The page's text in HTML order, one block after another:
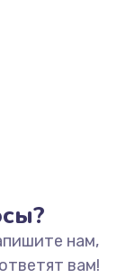
нам,
вам!